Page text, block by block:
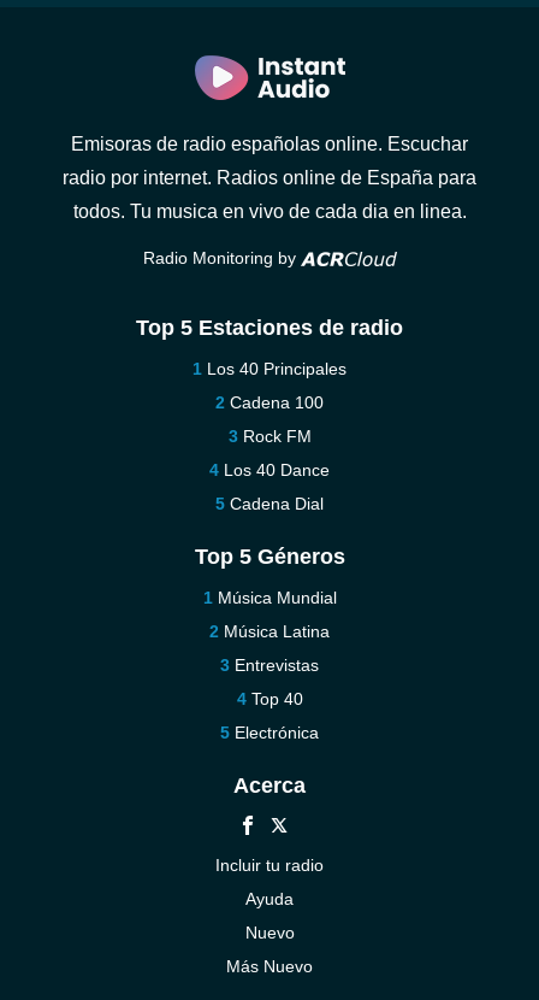
Emisoras de radio españolas online. Escuchar
radio por internet. Radios online de España para
todos. Tu musica en vivo de cada dia en linea.
Radio Monitoring by
Top 5 Estaciones de radio
Los 40 Principales
Cadena 100
Rock FM
Los 40 Dance
Cadena Dial
Top 5 Géneros
Música Mundial
Música Latina
Entrevistas
Top 40
Electrónica
Acerca
Incluir tu radio
Ayuda
Nuevo
Más Nuevo